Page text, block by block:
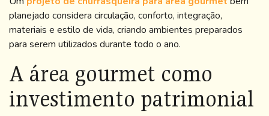
planejado considera circulação, conforto, integração,
materiais e estilo de vida, criando ambientes preparados
para serem utilizados durante todo o ano.
A área gourmet como
investimento patrimonial